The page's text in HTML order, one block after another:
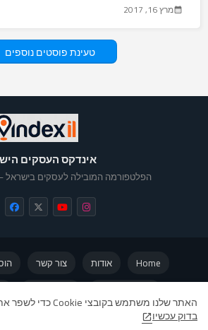
מרץ 16, 2017
טעינת פוסטים נוספים
אינדקס העסקים
הפלטפורמה המובילה לעסקים בישראל
Home אודות צור קשר
האתר שלנו משתמש בקובצי Cookie כדי לשפר את חוויית המשתמש שלך.
בדוק עכשיו